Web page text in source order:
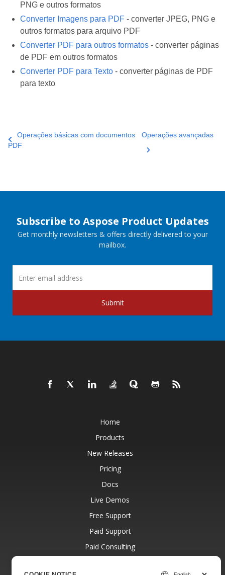
PNG e outros formatos
Converter Imagens para PDF - converter JPEG, PNG e
outros formatos para arquivo PDF
Converter PDF para outros formatos - converter páginas
de PDF em outros formatos
Converter PDF para Texto - converter páginas de PDF
para texto
Operações básicas com documentos
PDF
Operações avançadas
Subscribe to Aspose Product Updates
Get monthly newsletters & offers directly delivered to your
mailbox.
Submit
Home
Products
New Releases
Pricing
Docs
Live Demos
Free Support
Paid Support
Paid Consulting